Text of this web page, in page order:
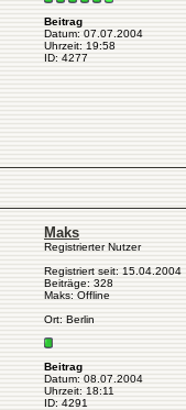
Beitrag
Datum: 07.07.2004
Uhrzeit: 19:58
ID: 4277
Maks
Registrierter Nutzer
Registriert seit: 15.04.2004
Beiträge: 328
Maks: Offline
Ort: Berlin
Beitrag
Datum: 08.07.2004
Uhrzeit: 18:11
ID: 4291